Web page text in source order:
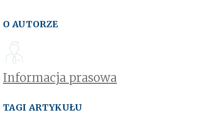
O AUTORZE
Informacja prasowa
TAGI ARTYKUŁU